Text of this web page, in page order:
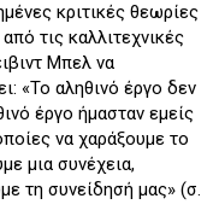
κριτικές θεωρίες
τις καλλιτεχνικές
Μπελ να
«Το αληθινό έργο δεν
έργο ήμασταν εμείς
να χαράξουμε το
μια συνέχεια,
τη συνείδησή μας» (σ.